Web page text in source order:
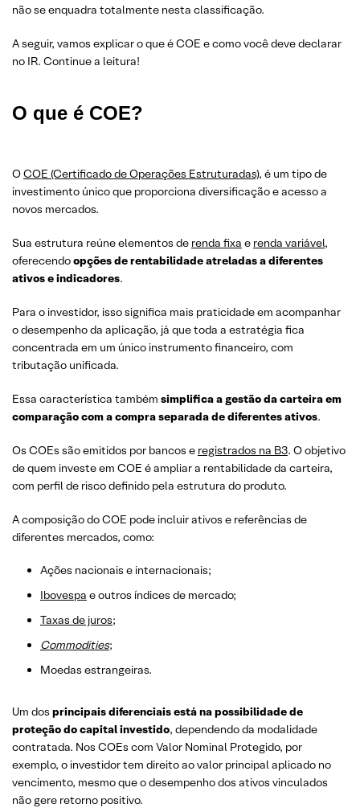
não se enquadra totalmente nesta classificação.
A seguir, vamos explicar o que é COE e como você deve declarar
no IR. Continue a leitura!
O que é COE?
OCOE (Certificado de Operações Estruturadas), é um tipo de
investimento único que proporciona diversificação e acesso a
novos mercados.
Sua estrutura reúne elementos de renda fixa e renda variável,
oferecendoopções de rentabilidade atreladas a diferentes
ativos e indicadores.
Para o investidor, isso significa mais praticidade em acompanhar
o desempenho da aplicação, já que toda a estratégia fica
concentrada em um único instrumento financeiro, com
tributação unificada.
Essa característica também simplifica a gestão da carteira em
comparação com a compra separada de diferentes ativos.
Os COEs são emitidos por bancos e registrados na B3. O objetivo
de quem investe em COE é ampliar a rentabilidade da carteira,
com perfil de risco definido pela estrutura do produto.
A composição do COE pode incluir ativos e referências de
diferentes mercados, como:
Ações nacionais e internacionais;
Ibovespa e outros índices de mercado;
Taxas de juros;
Commodities;
Moedas estrangeiras.
Um dos principais diferenciais está na possibilidade de
proteção do capital investido, dependendo da modalidade
contratada. Nos COEs com Valor Nominal Protegido, por
exemplo, o investidor tem direito ao valor principal aplicado no
vencimento, mesmo que o desempenho dos ativos vinculados
não gere retorno positivo.